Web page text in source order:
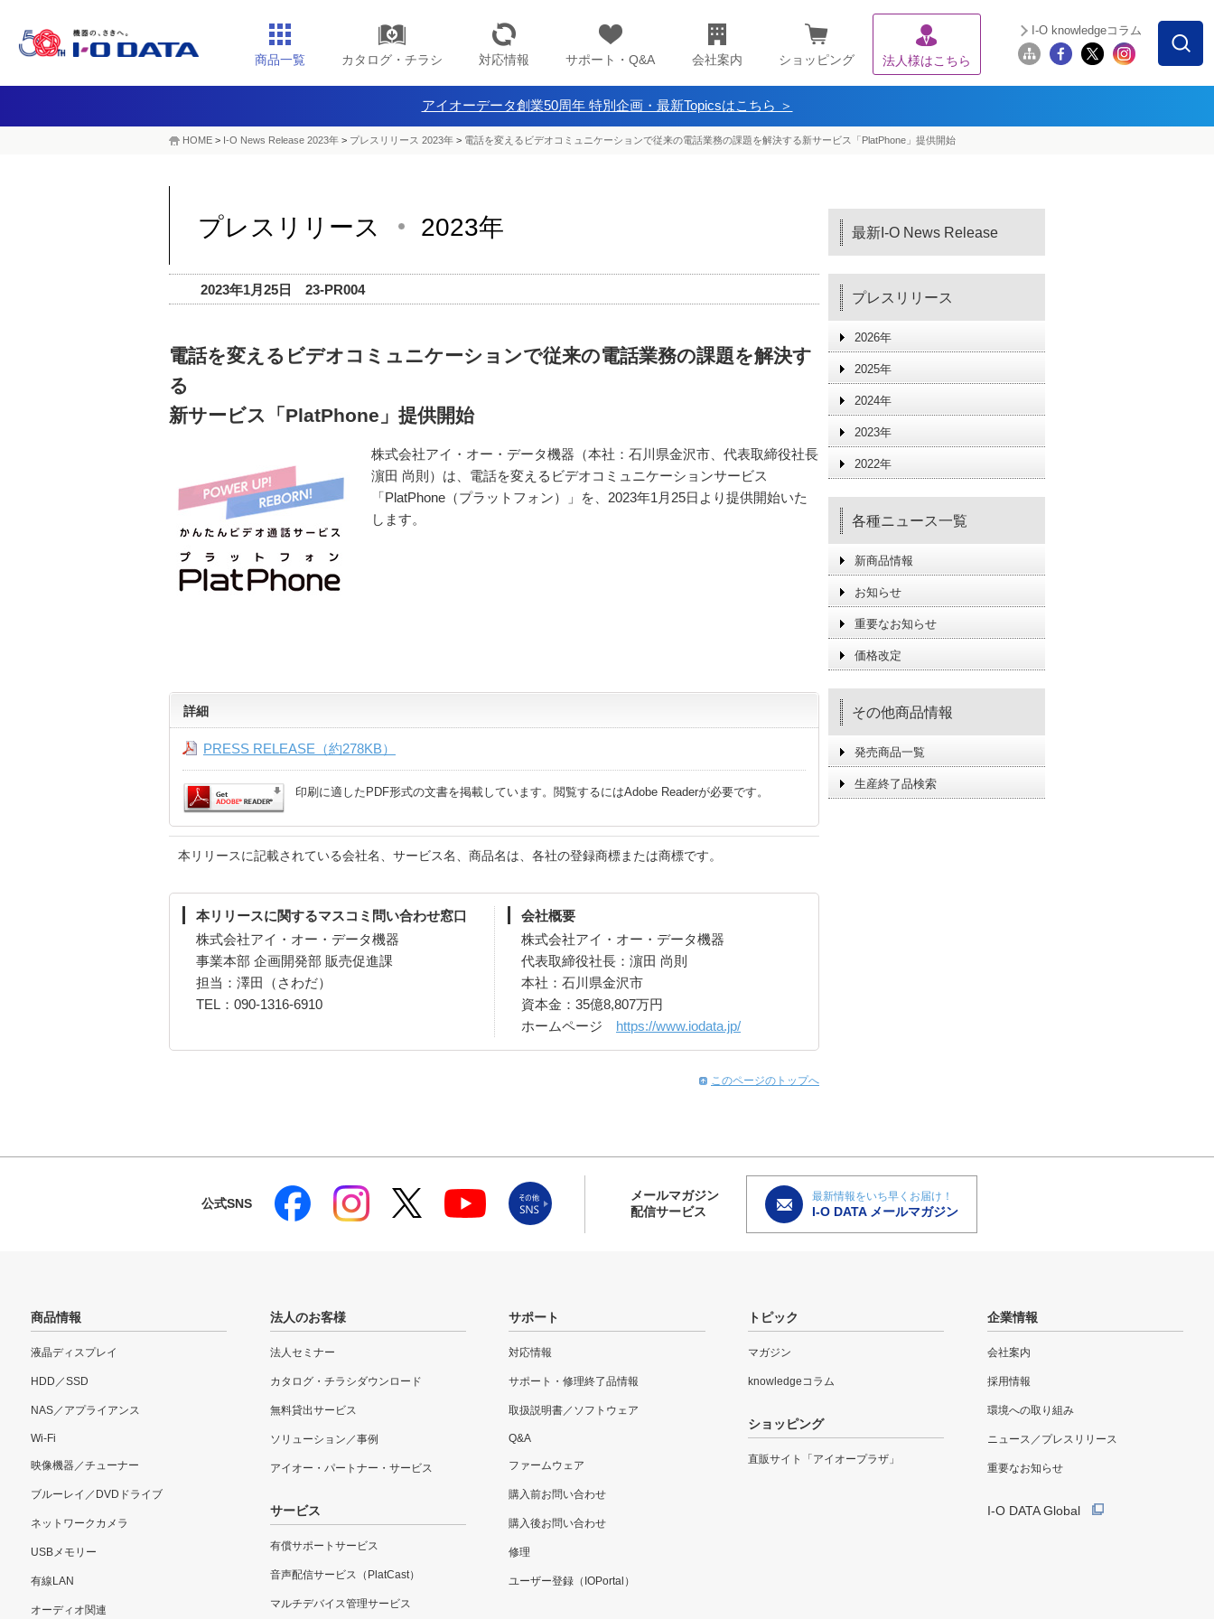
商品一覧 カタログ・チラシ 対応情報 サポート・Q&A 会社案内 ショッピング 法人様はこちら
I-O knowledgeコラム
アイオーデータ創業50周年 特別企画・最新Topicsはこちら ＞
HOME > I-O News Release 2023年 > プレスリリース 2023年 > 電話を変えるビデオコミュニケーションで従来の電話業務の課題を解決する新サービス「PlatPhone」提供開始
プレスリリース 2023年
2023年1月25日 23-PR004
電話を変えるビデオコミュニケーションで従来の電話業務の課題を解決す
る
新サービス「PlatPhone」提供開始
株式会社アイ・オー・データ機器（本社：石川県金沢市、代表取締役社長
濵田 尚則）は、電話を変えるビデオコミュニケーションサービス
「PlatPhone（プラットフォン）」を、2023年1月25日より提供開始いた
します。
詳細
PRESS RELEASE（約278KB）
印刷に適したPDF形式の文書を掲載しています。閲覧するにはAdobe Readerが必要です。
本リリースに記載されている会社名、サービス名、商品名は、各社の登録商標または商標です。
本リリースに関するマスコミ問い合わせ窓口
株式会社アイ・オー・データ機器
事業本部 企画開発部 販売促進課
担当：澤田（さわだ）
TEL：090-1316-6910
会社概要
株式会社アイ・オー・データ機器
代表取締役社長：濵田 尚則
本社：石川県金沢市
資本金：35億8,807万円
ホームページ https://www.iodata.jp/
このページのトップへ
最新I-O News Release
プレスリリース
2026年
2025年
2024年
2023年
2022年
各種ニュース一覧
新商品情報
お知らせ
重要なお知らせ
価格改定
その他商品情報
発売商品一覧
生産終了品検索
公式SNS
メールマガジン
配信サービス
最新情報をいち早くお届け！
I-O DATA メールマガジン
商品情報
液晶ディスプレイ
HDD／SSD
NAS／アプライアンス
Wi-Fi
映像機器／チューナー
ブルーレイ／DVDドライブ
ネットワークカメラ
USBメモリー
有線LAN
オーディオ関連
法人のお客様
法人セミナー
カタログ・チラシダウンロード
無料貸出サービス
ソリューション／事例
アイオー・パートナー・サービス
サービス
有償サポートサービス
音声配信サービス（PlatCast）
マルチデバイス管理サービス
サポート
対応情報
サポート・修理終了品情報
取扱説明書／ソフトウェア
Q&A
ファームウェア
購入前お問い合わせ
購入後お問い合わせ
修理
ユーザー登録（IOPortal）
トピック
マガジン
knowledgeコラム
ショッピング
直販サイト「アイオープラザ」
企業情報
会社案内
採用情報
環境への取り組み
ニュース／プレスリリース
重要なお知らせ
I-O DATA Global